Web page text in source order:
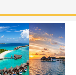
不適宜參加，敬請
它團員之旅遊權
無同行家人或友人
行領取，不要透過
間之人身安全及
求；若因此而無法
，不便之處，敬請
華民國國民）參
膏牙刷等私人性必需
人行李中，自行攜
物。